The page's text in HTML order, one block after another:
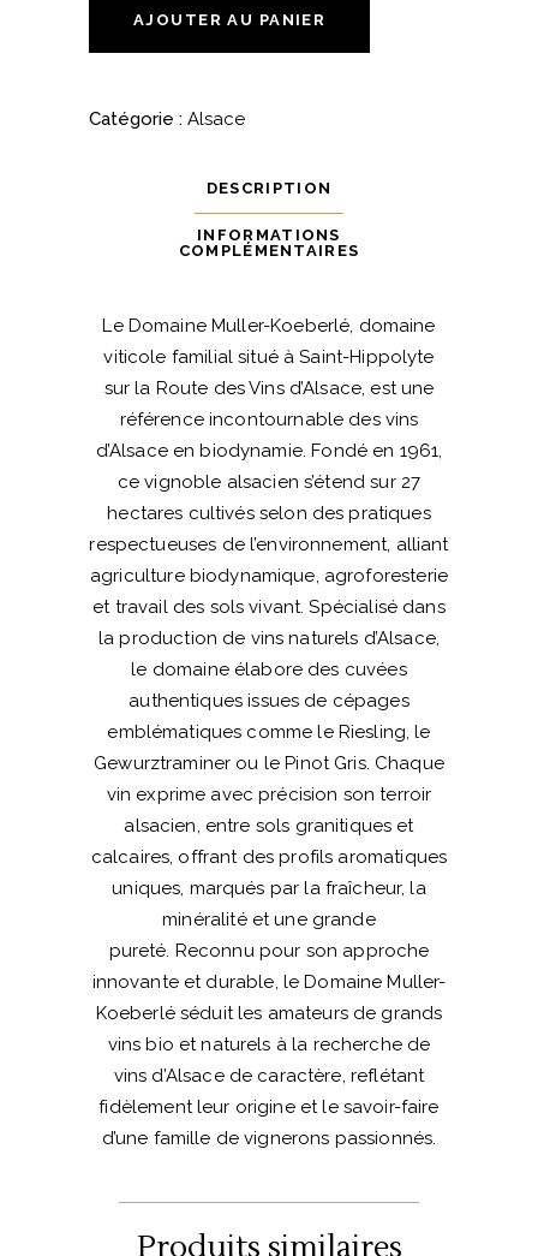
Pétillant
Muller
AJOUTER AU PANIER
Catégorie : Alsace
DESCRIPTION
INFORMATIONS
COMPLÉMENTAIRES
Le Domaine Muller-Koeberlé, domaine
viticole familial situé à Saint-Hippolyte
sur la Route des Vins d’Alsace, est une
référence incontournable des vins
d’Alsace en biodynamie. Fondé en 1961,
ce vignoble alsacien s’étend sur 27
hectares cultivés selon des pratiques
respectueuses de l’environnement, alliant
agriculture biodynamique, agroforesterie
et travail des sols vivant. Spécialisé dans
la production de vins naturels d’Alsace,
le domaine élabore des cuvées
authentiques issues de cépages
emblématiques comme le Riesling, le
Gewurztraminer ou le Pinot Gris. Chaque
vin exprime avec précision son terroir
alsacien, entre sols granitiques et
calcaires, offrant des profils aromatiques
uniques, marqués par la fraîcheur, la
minéralité et une grande
pureté. Reconnu pour son approche
innovante et durable, le Domaine Muller-
Koeberlé séduit les amateurs de grands
vins bio et naturels à la recherche de
vins d’Alsace de caractère, reflétant
fidèlement leur origine et le savoir-faire
d’une famille de vignerons passionnés.
Produits similaires